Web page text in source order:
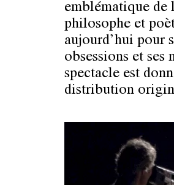
emblématique
philosophe et
aujourd’hui pour
obsessions et ses
spectacle est
distribution